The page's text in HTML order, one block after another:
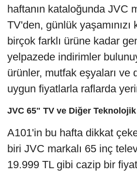
haftanın kataloğunda JVC
TV'den, günlük yaşamınızı
birçok farklı ürüne kadar
yelpazede indirimler
ürünler, mutfak eşyaları ve
uygun fiyatlarla raflarda
JVC 65" TV ve Diğer
A101'in bu hafta dikkat
biri JVC markalı 65 inç
19.999 TL gibi cazip bir